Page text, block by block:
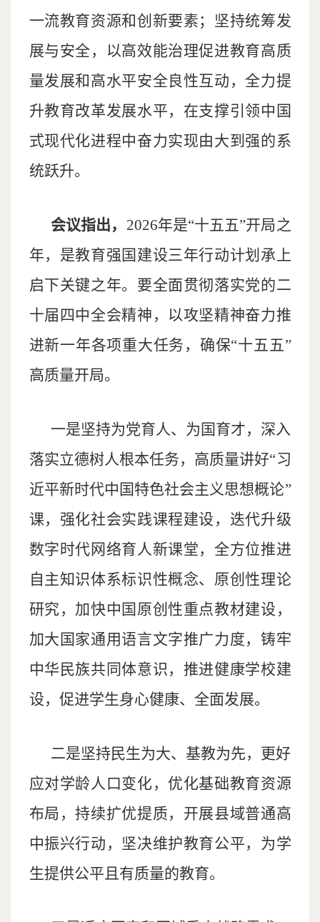
一流教育资源和创新要素；坚持统筹发
展与安全，以高效能治理促进教育高质
量发展和高水平安全良性互动，全力提
升教育改革发展水平，在支撑引领中国
式现代化进程中奋力实现由大到强的系
统跃升。
会议指出， 2026年是“十五五”开局之
年，是教育强国建设三年行动计划承上
启下关键之年。要全面贯彻落实党的二
十届四中全会精神，以攻坚精神奋力推
进新一年各项重大任务，确保“十五五”
高质量开局。
一是坚持为党育人、为国育才，深入
落实立德树人根本任务，高质量讲好“习
近平新时代中国特色社会主义思想概论”
课，强化社会实践课程建设，迭代升级
数字时代网络育人新课堂，全方位推进
自主知识体系标识性概念、原创性理论
研究，加快中国原创性重点教材建设，
加大国家通用语言文字推广力度，铸牢
中华民族共同体意识，推进健康学校建
设，促进学生身心健康、全面发展。
二是坚持民生为大、基教为先，更好
应对学龄人口变化，优化基础教育资源
布局，持续扩优提质，开展县域普通高
中振兴行动，坚决维护教育公平，为学
生提供公平且有质量的教育。